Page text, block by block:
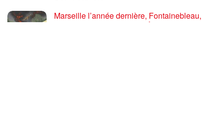
Marseille l’année dernière, Fontainebleau,
Arcachon, la Drôme et les Écrins cette année